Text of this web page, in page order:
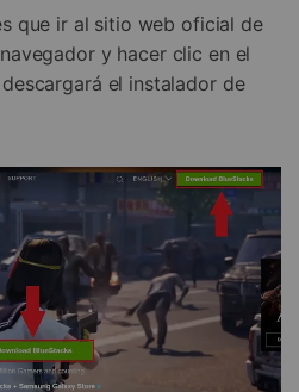
que ir al sitio web oficial de
y hacer clic en el
el instalador de